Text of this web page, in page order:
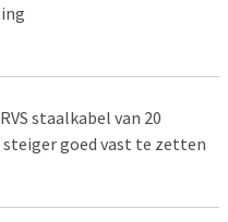
staalkabel van 20
goed vast te zetten